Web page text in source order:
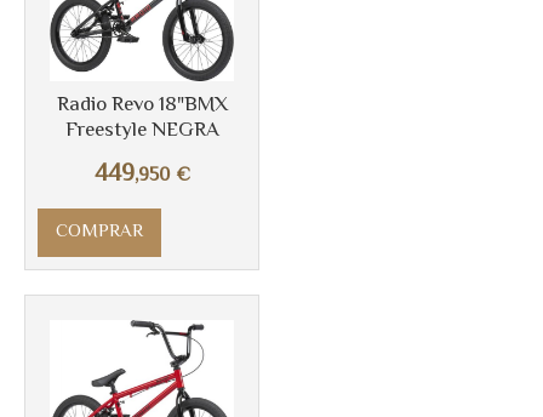
Radio Revo 18"BMX
Freestyle NEGRA
449,950 €
COMPRAR